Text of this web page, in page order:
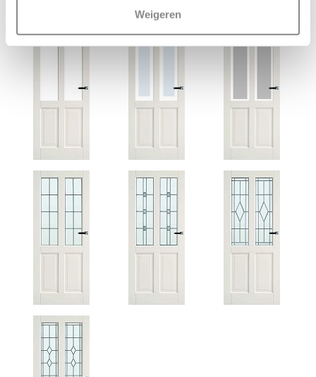
Weigeren
Bijpassende CanDo deuren